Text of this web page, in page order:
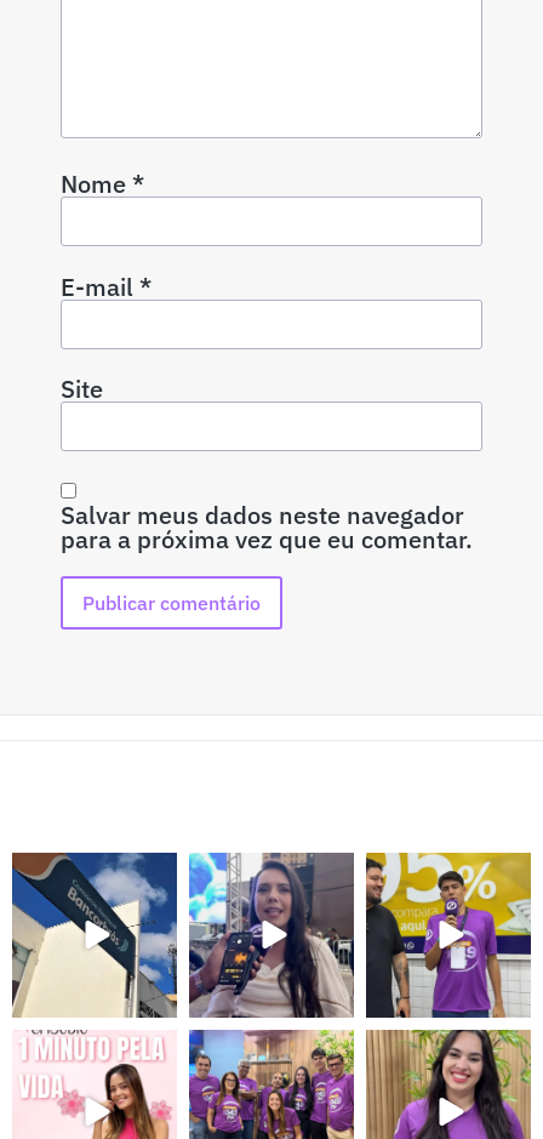
Nome*
E-mail*
Site
Salvar meus dados neste navegador
para a próxima vez que eu comentar.